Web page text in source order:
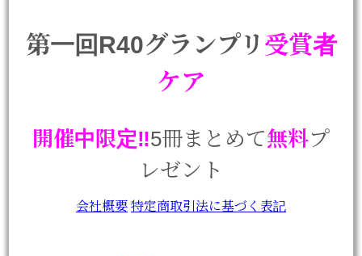
第一回R40グランプリ 受賞者
ケア
開催中限定‼️5冊まとめて無料プ
レゼント
会社概要 特定商取引法に基づく表記